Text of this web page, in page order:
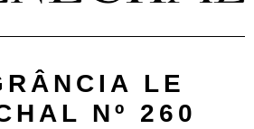
LE
Nº 260